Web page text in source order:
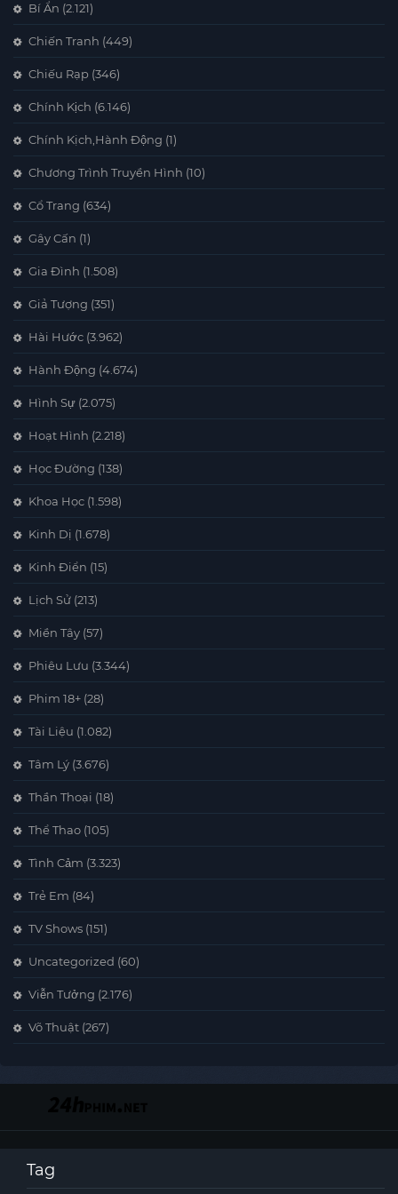
Bí Ẩn (2.121)
Chiến Tranh (449)
Chiếu Rạp (346)
Chính Kịch (6.146)
Chính Kịch,Hành Động (1)
Chương Trình Truyền Hình (10)
Cổ Trang (634)
Gây Cấn (1)
Gia Đình (1.508)
Giả Tượng (351)
Hài Hước (3.962)
Hành Động (4.674)
Hình Sự (2.075)
Hoạt Hình (2.218)
Học Đường (138)
Khoa Học (1.598)
Kinh Dị (1.678)
Kinh Điển (15)
Lịch Sử (213)
Miền Tây (57)
Phiêu Lưu (3.344)
Phim 18+ (28)
Tài Liệu (1.082)
Tâm Lý (3.676)
Thần Thoại (18)
Thể Thao (105)
Tình Cảm (3.323)
Trẻ Em (84)
TV Shows (151)
Uncategorized (60)
Viễn Tưởng (2.176)
Võ Thuật (267)
Tag